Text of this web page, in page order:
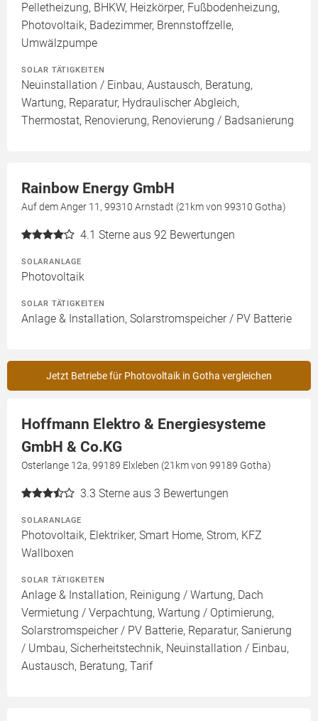
Pelletheizung, BHKW, Heizkörper, Fußbodenheizung,
Photovoltaik, Badezimmer, Brennstoffzelle,
Umwälzpumpe
SOLAR TÄTIGKEITEN
Neuinstallation / Einbau, Austausch, Beratung,
Wartung, Reparatur, Hydraulischer Abgleich,
Thermostat, Renovierung, Renovierung / Badsanierung
Rainbow Energy GmbH
Auf dem Anger 11, 99310 Arnstadt (21km von 99310 Gotha)
4.1 Sterne aus 92 Bewertungen
SOLARANLAGE
Photovoltaik
SOLAR TÄTIGKEITEN
Anlage & Installation, Solarstromspeicher / PV Batterie
Jetzt Betriebe für Photovoltaik in Gotha vergleichen
Hoffmann Elektro & Energiesysteme
GmbH & Co.KG
Osterlange 12a, 99189 Elxleben (21km von 99189 Gotha)
3.3 Sterne aus 3 Bewertungen
SOLARANLAGE
Photovoltaik, Elektriker, Smart Home, Strom, KFZ
Wallboxen
SOLAR TÄTIGKEITEN
Anlage & Installation, Reinigung / Wartung, Dach
Vermietung / Verpachtung, Wartung / Optimierung,
Solarstromspeicher / PV Batterie, Reparatur, Sanierung
/ Umbau, Sicherheitstechnik, Neuinstallation / Einbau,
Austausch, Beratung, Tarif